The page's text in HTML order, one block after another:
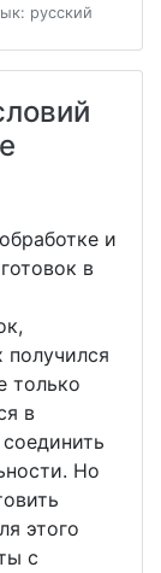
русский
и
в
только
в
Но
этого
с